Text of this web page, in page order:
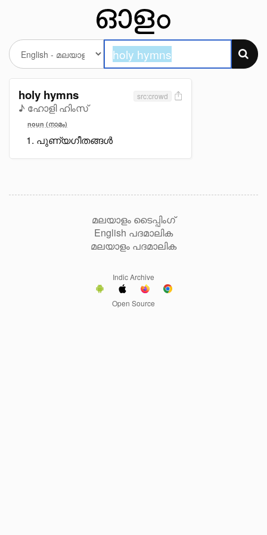
holy hymns
♪ ഹോളി ഹിംസ്
src:crowd
noun (നാമം)
പുണ്യഗീതങ്ങൾ
മലയാളം ടൈപ്പിംഗ്
English പദമാലിക
മലയാളം പദമാലിക
Indic Archive
Open Source